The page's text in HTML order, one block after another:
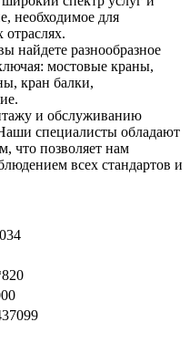
необходимое для
найдете разнообразное
мостовые краны,
кран балки,
и обслуживанию
специалисты обладают
что позволяет нам
всех стандартов и